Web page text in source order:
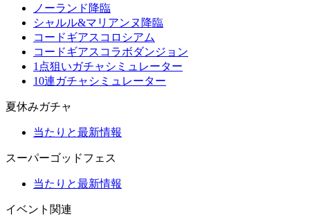
ノーランド降臨
シャルル&マリアンヌ降臨
コードギアスコロシアム
コードギアスコラボダンジョン
1点狙いガチャシミュレーター
10連ガチャシミュレーター
夏休みガチャ
当たりと最新情報
スーパーゴッドフェス
当たりと最新情報
イベント関連